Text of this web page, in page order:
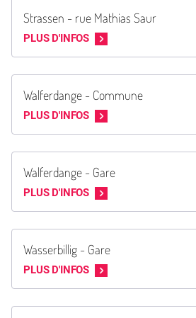
Strassen - rue Mathias Saur
PLUS D'INFOS
Walferdange - Commune
PLUS D'INFOS
Walferdange - Gare
PLUS D'INFOS
Wasserbillig - Gare
PLUS D'INFOS